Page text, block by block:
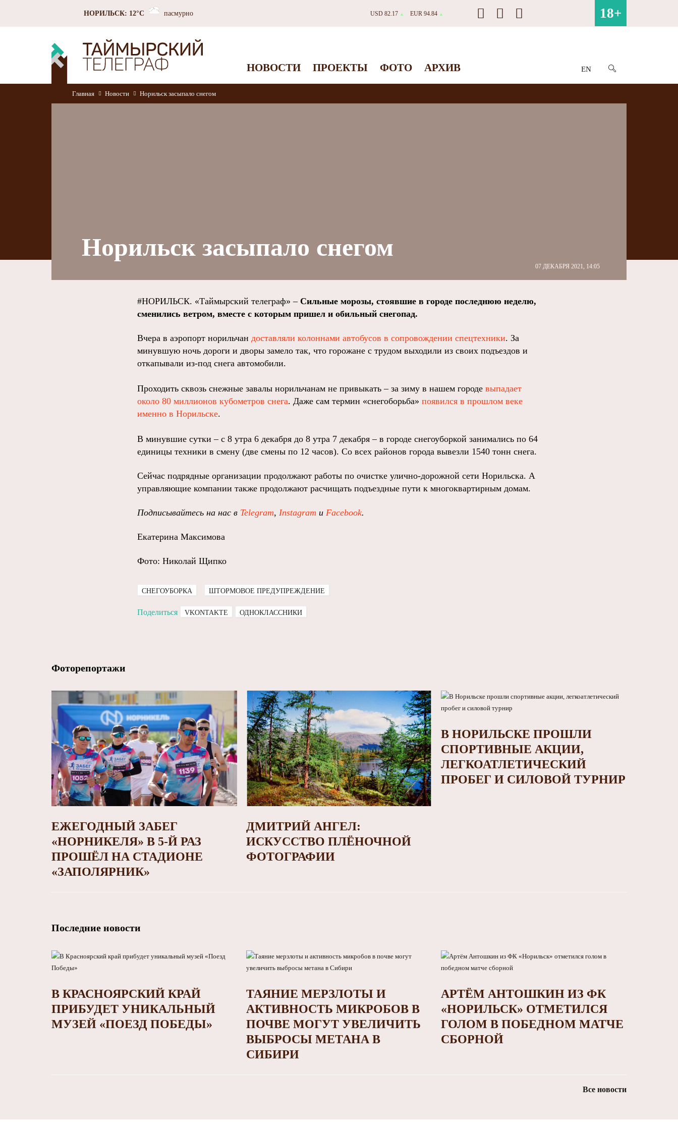
НОРИЛЬСК: 12°C пасмурно USD 82.17 ▲ EUR 94.84 ▲ 18+
НОВОСТИ ПРОЕКТЫ ФОТО АРХИВ EN
Главная Новости Норильск засыпало снегом
Норильск засыпало снегом
07 ДЕКАБРЯ 2021, 14:05
#НОРИЛЬСК. «Таймырский телеграф» – Сильные морозы, стоявшие в городе последнюю неделю,
сменились ветром, вместе с которым пришел и обильный снегопад.
Вчера в аэропорт норильчан доставляли колоннами автобусов в сопровождении спецтехники. За
минувшую ночь дороги и дворы замело так, что горожане с трудом выходили из своих подъездов и
откапывали из-под снега автомобили.
Проходить сквозь снежные завалы норильчанам не привыкать – за зиму в нашем городе выпадает
около 80 миллионов кубометров снега. Даже сам термин «снегоборьба» появился в прошлом веке
именно в Норильске.
В минувшие сутки – с 8 утра 6 декабря до 8 утра 7 декабря – в городе снегоуборкой занимались по 64
единицы техники в смену (две смены по 12 часов). Со всех районов города вывезли 1540 тонн снега.
Сейчас подрядные организации продолжают работы по очистке улично-дорожной сети Норильска. А
управляющие компании также продолжают расчищать подъездные пути к многоквартирным домам.
Подписывайтесь на нас в Telegram, Instagram и Facebook.
Екатерина Максимова
Фото: Николай Щипко
СНЕГОУБОРКА ШТОРМОВОЕ ПРЕДУПРЕЖДЕНИЕ
Поделиться VKONTAKTE ОДНОКЛАССНИКИ
Фоторепортажи
ЕЖЕГОДНЫЙ ЗАБЕГ
«НОРНИКЕЛЯ» В 5-Й РАЗ
ПРОШЁЛ НА СТАДИОНЕ
«ЗАПОЛЯРНИК»
ДМИТРИЙ АНГЕЛ:
ИСКУССТВО ПЛЁНОЧНОЙ
ФОТОГРАФИИ
В НОРИЛЬСКЕ ПРОШЛИ
СПОРТИВНЫЕ АКЦИИ,
ЛЕГКОАТЛЕТИЧЕСКИЙ
ПРОБЕГ И СИЛОВОЙ ТУРНИР
Последние новости
В КРАСНОЯРСКИЙ КРАЙ
ПРИБУДЕТ УНИКАЛЬНЫЙ
МУЗЕЙ «ПОЕЗД ПОБЕДЫ»
ТАЯНИЕ МЕРЗЛОТЫ И
АКТИВНОСТЬ МИКРОБОВ В
ПОЧВЕ МОГУТ УВЕЛИЧИТЬ
ВЫБРОСЫ МЕТАНА В
СИБИРИ
АРТЁМ АНТОШКИН ИЗ ФК
«НОРИЛЬСК» ОТМЕТИЛСЯ
ГОЛОМ В ПОБЕДНОМ МАТЧЕ
СБОРНОЙ
Все новости